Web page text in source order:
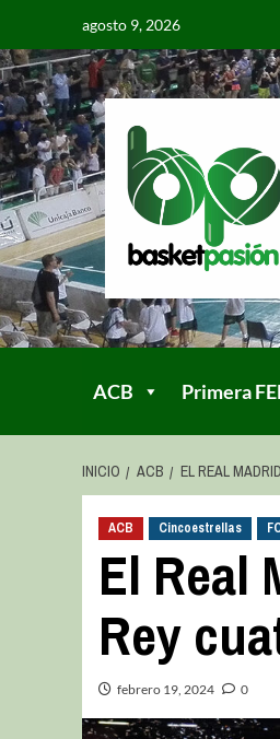
agosto 9, 2026
ACB Primera
INICIO ACB EL REAL
ACB Cincoestrellas
El Real
Rey
febrero 19, 2024 0